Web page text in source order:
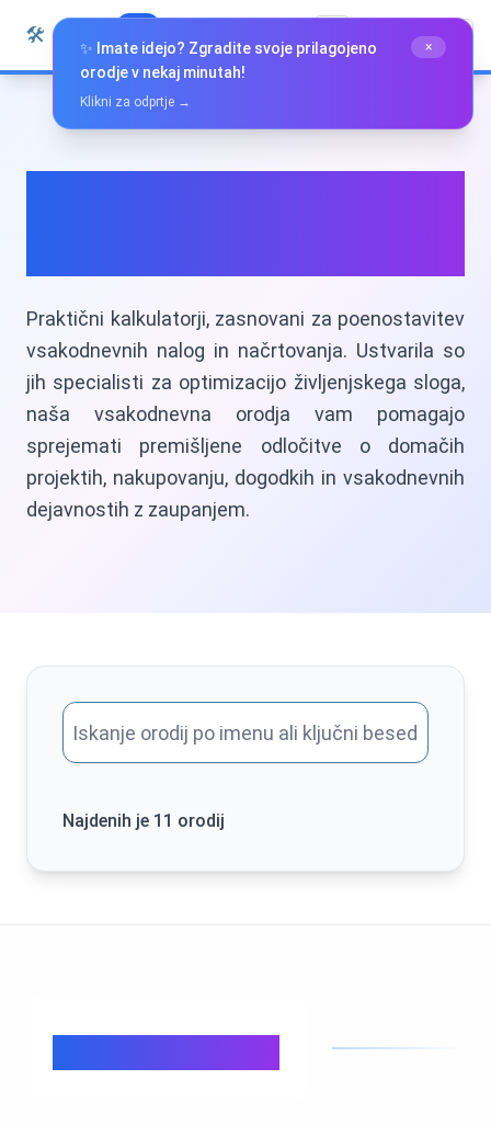
Preskoči na vsebino
🛠️ Slovenščina
Praktični kalkulatorji, zasnovani za poenostavitev
vsakodnevnih nalog in načrtovanja. Ustvarila so
jih specialisti za optimizacijo življenjskega sloga,
naša vsakodnevna orodja vam pomagajo
sprejemati premišljene odločitve o domačih
projektih, nakupovanju, dogodkih in vsakodnevnih
dejavnostih z zaupanjem.
Najdenih je 11 orodij
✨ Imate idejo? Zgradite svoje prilagojeno
orodje v nekaj minutah!
×
Klikni za odprtje →